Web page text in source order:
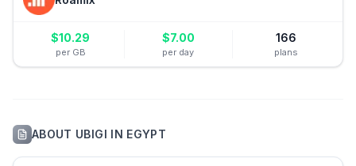
$10.29
per GB
$7.00
per day
166
plans
ABOUT UBIGI IN EGYPT